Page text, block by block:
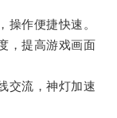
作便捷快速。
提高游戏画面
流，神灯加速